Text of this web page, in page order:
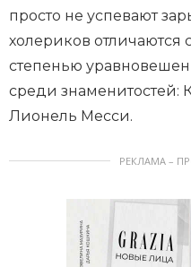
просто не успевают
холериков отличаются
степенью
среди знаменитостей:
Лионель Месси.
РЕКЛАМА –